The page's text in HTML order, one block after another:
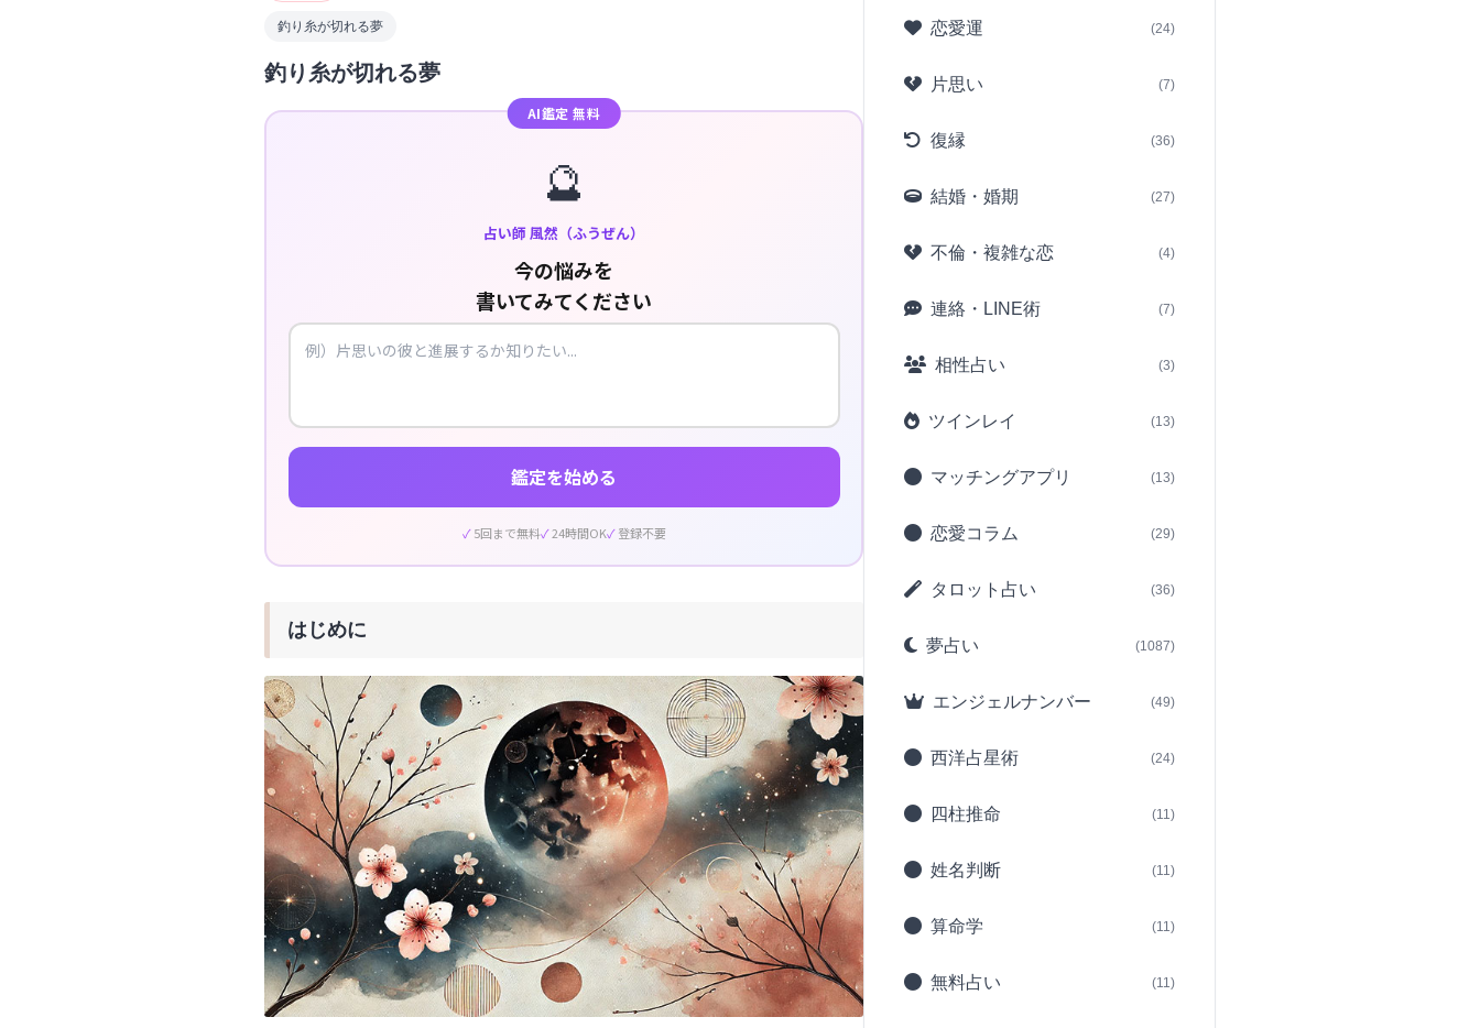
釣り糸が切れる夢
釣り糸が切れる夢
AI鑑定 無料
🔮
占い師 風然（ふうぜん）
今の悩みを
書いてみてください
鑑定を始める
5回まで無料 24時間OK 登録不要
はじめに
恋愛運 (24)
片思い (7)
復縁 (36)
結婚・婚期 (27)
不倫・複雑な恋 (4)
連絡・LINE術 (7)
相性占い (3)
ツインレイ (13)
マッチングアプリ (13)
恋愛コラム (29)
タロット占い (36)
夢占い (1087)
エンジェルナンバー (49)
西洋占星術 (24)
四柱推命 (11)
姓名判断 (11)
算命学 (11)
無料占い (11)